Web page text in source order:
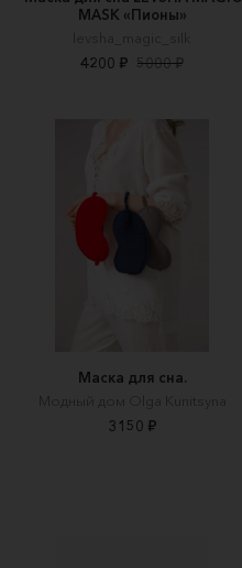
MASK «Пионы»
levsha_magic_silk
4200 ₽ 5000 ₽
Маска для сна.
Модный дом Olga Kunitsyna
3150 ₽